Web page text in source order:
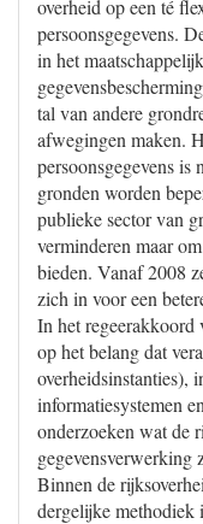
overheid op een té
persoonsgegevens.
in het
tal van andere
afwegingen maken.
persoonsgegevens is
gronden worden
publieke sector van
verminderen maar
bieden. Vanaf 2008
zich in voor een
In het
op het belang dat
overheidsinstanties),
informatiesystemen
onderzoeken wat de
gegevensverwerking
Binnen de
dergelijke